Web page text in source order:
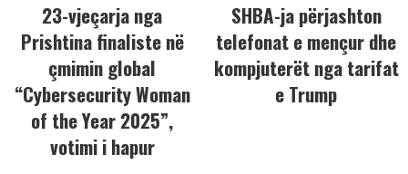
23-vjeçarja nga
Prishtina finaliste në
çmimin global
“Cybersecurity Woman
of the Year 2025”,
votimi i hapur
SHBA-ja përjashton
telefonat e mençur dhe
kompjuterët nga tarifat
e Trump